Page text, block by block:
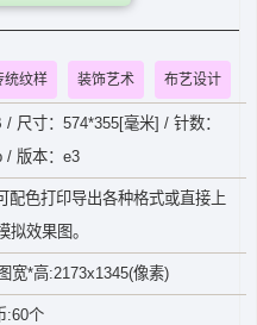
统纹样 装饰艺术 布艺设计
尺寸：574*355[毫米] / 针数：
/ 版本：e3
配色打印导出各种格式或直接上
效果图。
宽*高:2173x1345(像素)
:60个